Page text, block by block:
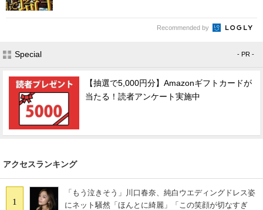
Recommended by
Special - PR -
【抽選で5,000円分】Amazonギフトカードが
当たる！読者アンケート実施中
アクセスランキング
1
「もう泣きそう」川口春奈、純白ウエディングドレス姿
にネット騒然「ほんとに綺麗」「この笑顔が切なすぎ